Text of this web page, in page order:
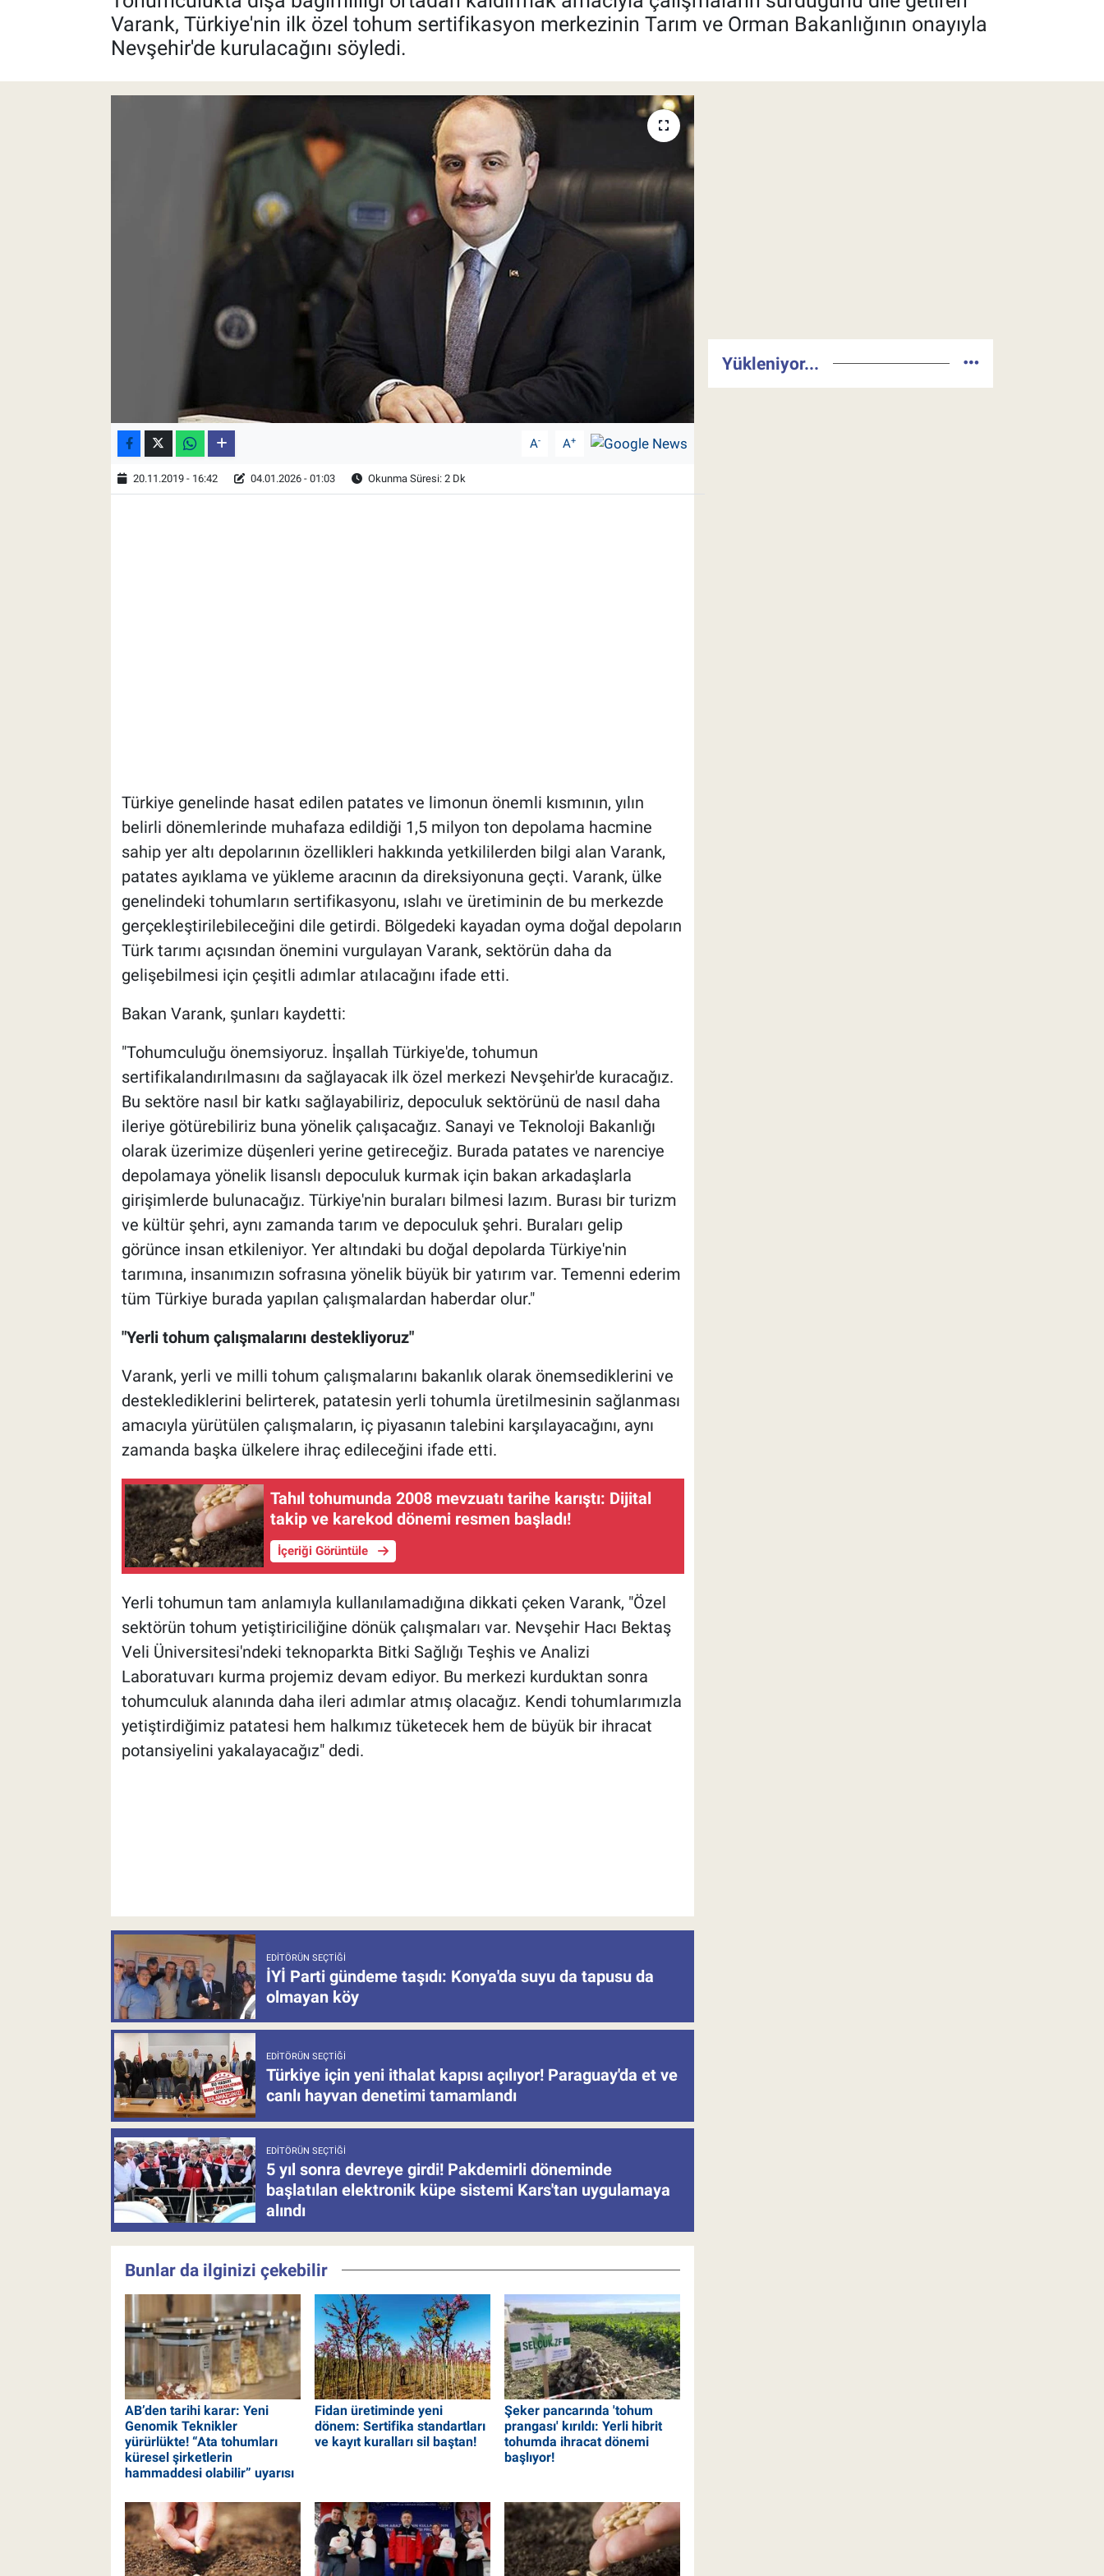
Varank, Türkiye'nin ilk özel tohum sertifikasyon merkezinin Tarım ve Orman Bakanlığının onayıyla
Nevşehir'de kurulacağını söyledi.
A- A+
20.11.2019 - 16:42 04.01.2026 - 01:03 Okunma Süresi: 2 Dk
Türkiye genelinde hasat edilen patates ve limonun önemli kısmının, yılın
belirli dönemlerinde muhafaza edildiği 1,5 milyon ton depolama hacmine
sahip yer altı depolarının özellikleri hakkında yetkililerden bilgi alan Varank,
patates ayıklama ve yükleme aracının da direksiyonuna geçti. Varank, ülke
genelindeki tohumların sertifikasyonu, ıslahı ve üretiminin de bu merkezde
gerçekleştirilebileceğini dile getirdi. Bölgedeki kayadan oyma doğal depoların
Türk tarımı açısından önemini vurgulayan Varank, sektörün daha da
gelişebilmesi için çeşitli adımlar atılacağını ifade etti.
Bakan Varank, şunları kaydetti:
"Tohumculuğu önemsiyoruz. İnşallah Türkiye'de, tohumun
sertifikalandırılmasını da sağlayacak ilk özel merkezi Nevşehir'de kuracağız.
Bu sektöre nasıl bir katkı sağlayabiliriz, depoculuk sektörünü de nasıl daha
ileriye götürebiliriz buna yönelik çalışacağız. Sanayi ve Teknoloji Bakanlığı
olarak üzerimize düşenleri yerine getireceğiz. Burada patates ve narenciye
depolamaya yönelik lisanslı depoculuk kurmak için bakan arkadaşlarla
girişimlerde bulunacağız. Türkiye'nin buraları bilmesi lazım. Burası bir turizm
ve kültür şehri, aynı zamanda tarım ve depoculuk şehri. Buraları gelip
görünce insan etkileniyor. Yer altındaki bu doğal depolarda Türkiye'nin
tarımına, insanımızın sofrasına yönelik büyük bir yatırım var. Temenni ederim
tüm Türkiye burada yapılan çalışmalardan haberdar olur."
"Yerli tohum çalışmalarını destekliyoruz"
Varank, yerli ve milli tohum çalışmalarını bakanlık olarak önemsediklerini ve
desteklediklerini belirterek, patatesin yerli tohumla üretilmesinin sağlanması
amacıyla yürütülen çalışmaların, iç piyasanın talebini karşılayacağını, aynı
zamanda başka ülkelere ihraç edileceğini ifade etti.
Tahıl tohumunda 2008 mevzuatı tarihe karıştı: Dijital
takip ve karekod dönemi resmen başladı!
İçeriği Görüntüle
Yerli tohumun tam anlamıyla kullanılamadığına dikkati çeken Varank, "Özel
sektörün tohum yetiştiriciliğine dönük çalışmaları var. Nevşehir Hacı Bektaş
Veli Üniversitesi'ndeki teknoparkta Bitki Sağlığı Teşhis ve Analizi
Laboratuvarı kurma projemiz devam ediyor. Bu merkezi kurduktan sonra
tohumculuk alanında daha ileri adımlar atmış olacağız. Kendi tohumlarımızla
yetiştirdiğimiz patatesi hem halkımız tüketecek hem de büyük bir ihracat
potansiyelini yakalayacağız" dedi.
EDITÖRÜN SEÇTIĞI
İYİ Parti gündeme taşıdı: Konya'da suyu da tapusu da
olmayan köy
EDITÖRÜN SEÇTIĞI
Türkiye için yeni ithalat kapısı açılıyor! Paraguay'da et ve
canlı hayvan denetimi tamamlandı
EDITÖRÜN SEÇTIĞI
5 yıl sonra devreye girdi! Pakdemirli döneminde
başlatılan elektronik küpe sistemi Kars'tan uygulamaya
alındı
Bunlar da ilginizi çekebilir
AB’den tarihi karar: Yeni
Genomik Teknikler
yürürlükte! “Ata tohumları
küresel şirketlerin
hammaddesi olabilir” uyarısı
Fidan üretiminde yeni
dönem: Sertifika standartları
ve kayıt kuralları sil baştan!
Şeker pancarında 'tohum
prangası' kırıldı: Yerli hibrit
tohumda ihracat dönemi
başlıyor!
Yükleniyor...
Pankobirlik